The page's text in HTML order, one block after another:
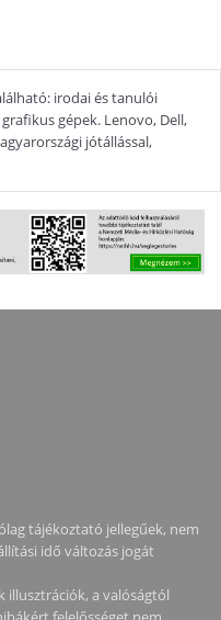
irodai és tanulói
gépek. Lenovo, Dell,
jótállással,
tájékoztató jellegűek, nem
idő változás jogát
illusztrációk, a valóságtól